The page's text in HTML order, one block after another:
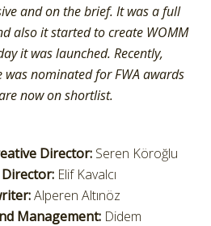
and on the brief. It was a full
also it started to create WOMM
it was launched. Recently,
nominated for FWA awards
now on shortlist.
Director: Seren Köroğlu
Elif Kavalcı
Alperen Altınöz
Management: Didem